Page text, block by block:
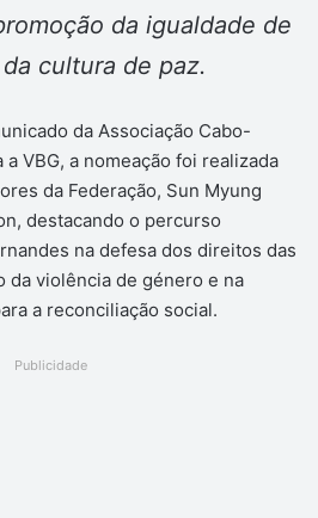
da igualdade de
cultura de paz.
da Associação Cabo-
VBG, a nomeação foi realizada
da Federação, Sun Myung
destacando o percurso
na defesa dos direitos das
da violência de género e na
a reconciliação social.
Publicidade